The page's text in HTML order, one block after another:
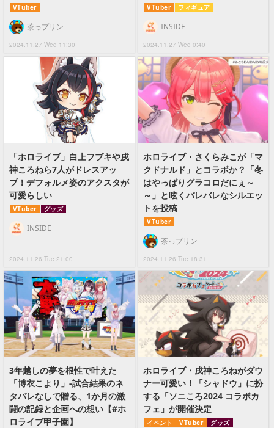
VTuber
2024.11.27 Wed 11:30
茶っプリン
VTuber フィギュア
2024.11.27 Wed 0:40
INSIDE
「ホロライブ」白上フブキや戌
神ころねら7人がドレスアッ
プ！デフォルメ姿のアクスタが
可愛らしい
VTuber グッズ
2024.11.26 Tue 21:00
INSIDE
ホロライブ・さくらみこが「マ
クドナルド」とコラボか？「冬
はやっぱりグラコロだにぇ～
～」と呟くバレバレなシルエッ
トを投稿
VTuber
2024.11.26 Tue 18:31
茶っプリン
3年越しの夢を根性で叶えた
「博衣こより」-試合結果のネ
タバレなしで贈る、1か月の激
闘の記録と企画への想い【#ホ
ロライブ甲子園】
ホロライブ・戌神ころねがダウ
ナー可愛い！「シャドウ」に扮
する「ソニころ2024 コラボカ
フェ」が開催決定
イベント VTuber グッズ